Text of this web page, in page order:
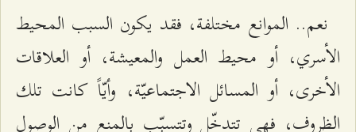
نعم.. الموانع مختلفة، فقد يكون السبب المحيط
الأسري، أو محيط العمل والمعيشة، أو العلاقات
الأخرى، أو المسائل الاجتماعيّة، وأيّاً كانت تلك
الظروف، فهي تتدخّل وتتسبّب بالمنع من الوصول